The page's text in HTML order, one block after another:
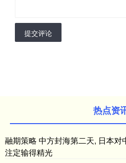
提交评论
热点资
融期策略 中方封海第二天, 日本对
注定输得精光